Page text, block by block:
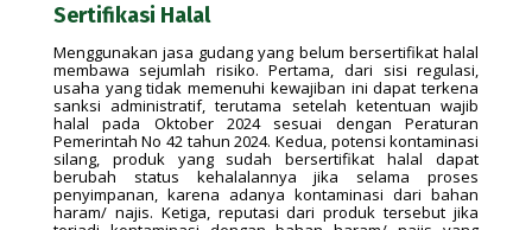
Sertifikasi Halal
Menggunakan jasa gudang yang belum bersertifikat halal
membawa sejumlah risiko. Pertama, dari sisi regulasi,
usaha yang tidak memenuhi kewajiban ini dapat terkena
sanksi administratif, terutama setelah ketentuan wajib
halal pada Oktober 2024 sesuai dengan Peraturan
Pemerintah No 42 tahun 2024. Kedua, potensi kontaminasi
silang, produk yang sudah bersertifikat halal dapat
berubah status kehalalannya jika selama proses
penyimpanan, karena adanya kontaminasi dari bahan
haram/ najis. Ketiga, reputasi dari produk tersebut jika